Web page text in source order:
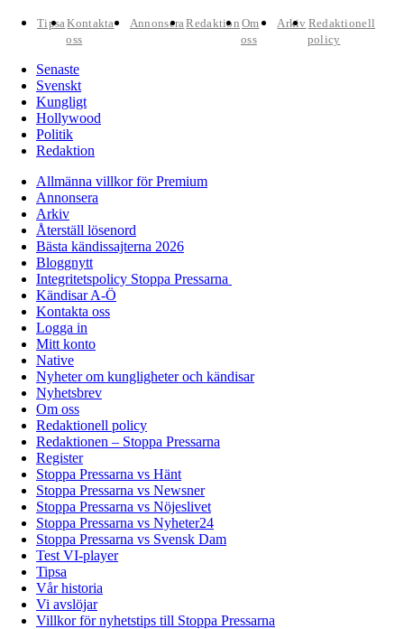
TipsaKontakta
oss
AnnonseraRedaktion Om
oss
Arkiv Redaktionell
policy
Senaste
Svenskt
Kungligt
Hollywood
Politik
Redaktion
Allmänna villkor för Premium
Annonsera
Arkiv
Återställ lösenord
Bästa kändissajterna 2026
Bloggnytt
Integritetspolicy Stoppa Pressarna
Kändisar A-Ö
Kontakta oss
Logga in
Mitt konto
Native
Nyheter om kungligheter och kändisar
Nyhetsbrev
Om oss
Redaktionell policy
Redaktionen – Stoppa Pressarna
Register
Stoppa Pressarna vs Hänt
Stoppa Pressarna vs Newsner
Stoppa Pressarna vs Nöjeslivet
Stoppa Pressarna vs Nyheter24
Stoppa Pressarna vs Svensk Dam
Test VI-player
Tipsa
Vår historia
Vi avslöjar
Villkor för nyhetstips till Stoppa Pressarna